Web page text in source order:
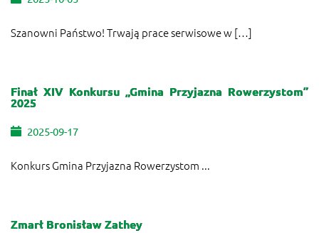
Szanowni Państwo! Trwają prace serwisowe w […]
Finał XIV Konkursu „Gmina Przyjazna Rowerzystom”
2025
2025-09-17
Konkurs Gmina Przyjazna Rowerzystom ...
Zmarł Bronisław Zathey